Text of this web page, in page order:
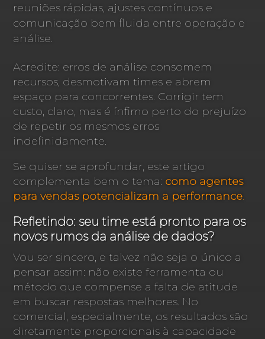
reuniões rápidas, ajustes contínuos e
comunicação bem fluida entre operação e
análise.
Acredite: erros de análise consomem
recursos, desmotivam times e abrem
espaço para concorrentes. Corrigir tem
custo, claro, mas é ínfimo perto do prejuízo
de repetir os mesmos erros
indefinidamente.
Se quiser se aprofundar, este artigo
complementa bem o tema: como agentes
para vendas potencializam a performance.
Refletindo: seu time está pronto para os
novos rumos da análise de dados?
Vou ser sincero, e talvez não seja o único a
pensar assim: não existe ferramenta ou
método que compense a falta de atitude
em buscar respostas melhores. No
comercial, especialmente, os resultados são
diretamente proporcionais à capacidade